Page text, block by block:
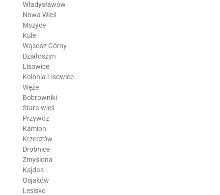
Władysławów
Nowa Wieś
Mszyce
Kule
Wąsosz Górny
Działoszyn
Lisowice
Kolonia Lisowice
Węże
Bobrowniki
Stara wieś
Przywóz
Kamion
Krzeczów
Drobnice
Zmyślona
Kajdas
Osjaków
Lesisko